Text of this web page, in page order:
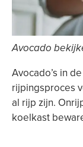
Avocado
Avocado’s in
rijpingsproces
al rijp zijn.
koelkast